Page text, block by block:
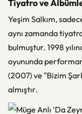
Tiyatro ve
Yeşim Salkım,
aynı zamanda
bulmuştur. 1998
oyununda
(2007) ve "Bizim
almıştır.